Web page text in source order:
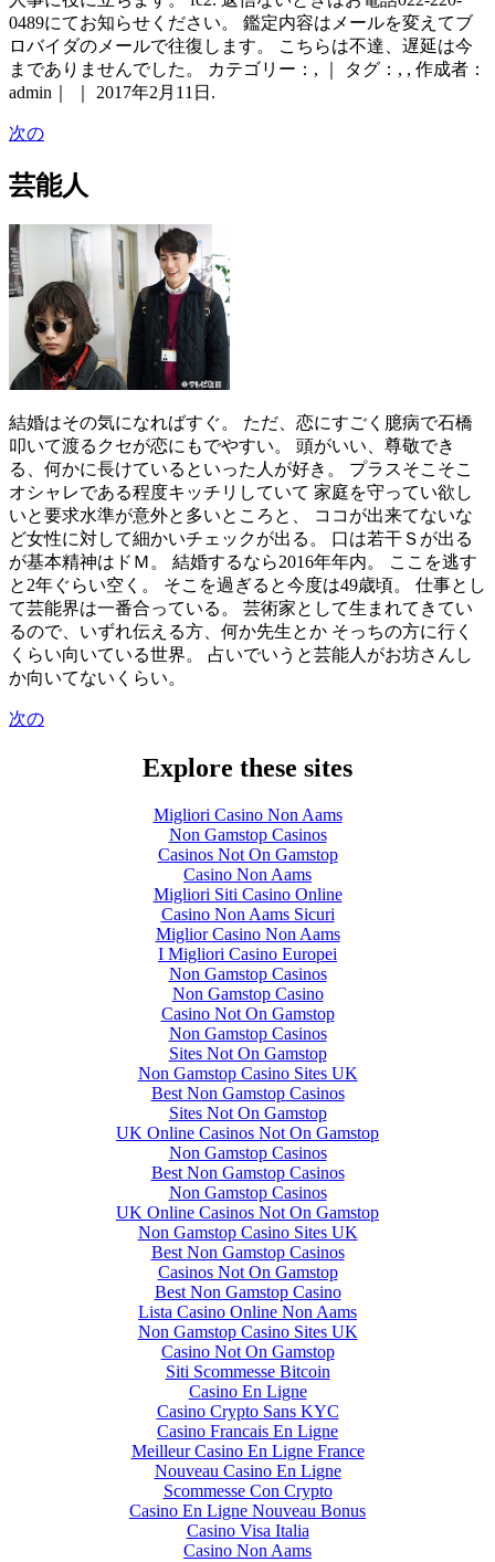
0489にてお知らせください。 鑑定内容はメールを変えてブ
ロバイダのメールで往復します。 こちらは不達、遅延は今
までありませんでした。 カテゴリー：, ｜ タグ：, , 作成者：
admin｜ ｜ 2017年2月11日.
次の
芸能人
結婚はその気になればすぐ。 ただ、恋にすごく臆病で石橋
叩いて渡るクセが恋にもでやすい。 頭がいい、尊敬でき
る、何かに長けているといった人が好き。 プラスそこそこ
オシャレである程度キッチリしていて 家庭を守ってい欲し
いと要求水準が意外と多いところと、 ココが出来てないな
ど女性に対して細かいチェックが出る。 口は若干Ｓが出る
が基本精神はドＭ。 結婚するなら2016年年内。 ここを逃す
と2年ぐらい空く。 そこを過ぎると今度は49歳頃。 仕事とし
て芸能界は一番合っている。 芸術家として生まれてきてい
るので、いずれ伝える方、何か先生とか そっちの方に行く
くらい向いている世界。 占いでいうと芸能人がお坊さんし
か向いてないくらい。
次の
Explore these sites
Migliori Casino Non Aams
Non Gamstop Casinos
Casinos Not On Gamstop
Casino Non Aams
Migliori Siti Casino Online
Casino Non Aams Sicuri
Miglior Casino Non Aams
I Migliori Casino Europei
Non Gamstop Casinos
Non Gamstop Casino
Casino Not On Gamstop
Non Gamstop Casinos
Sites Not On Gamstop
Non Gamstop Casino Sites UK
Best Non Gamstop Casinos
Sites Not On Gamstop
UK Online Casinos Not On Gamstop
Non Gamstop Casinos
Best Non Gamstop Casinos
Non Gamstop Casinos
UK Online Casinos Not On Gamstop
Non Gamstop Casino Sites UK
Best Non Gamstop Casinos
Casinos Not On Gamstop
Best Non Gamstop Casino
Lista Casino Online Non Aams
Non Gamstop Casino Sites UK
Casino Not On Gamstop
Siti Scommesse Bitcoin
Casino En Ligne
Casino Crypto Sans KYC
Casino Francais En Ligne
Meilleur Casino En Ligne France
Nouveau Casino En Ligne
Scommesse Con Crypto
Casino En Ligne Nouveau Bonus
Casino Visa Italia
Casino Non Aams